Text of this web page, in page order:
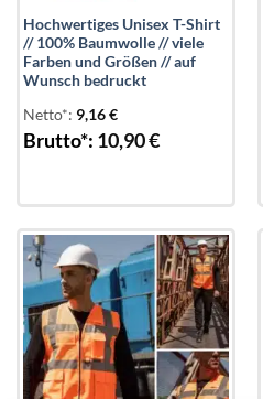
Hochwertiges Unisex T-Shirt
// 100% Baumwolle // viele
Farben und Größen // auf
Wunsch bedruckt
Netto*: 9,16€
Brutto*: 10,90€
Add to
wishlist